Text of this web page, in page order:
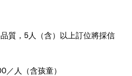
質，5人（含）以上訂位將採信
／人（含孩童）